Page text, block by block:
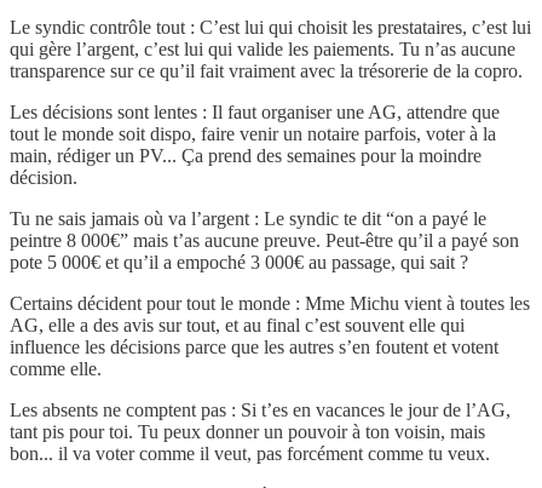
Le syndic contrôle tout : C’est lui qui choisit les prestataires, c’est lui
qui gère l’argent, c’est lui qui valide les paiements. Tu n’as aucune
transparence sur ce qu’il fait vraiment avec la trésorerie de la copro.
Les décisions sont lentes : Il faut organiser une AG, attendre que
tout le monde soit dispo, faire venir un notaire parfois, voter à la
main, rédiger un PV... Ça prend des semaines pour la moindre
décision.
Tu ne sais jamais où va l’argent : Le syndic te dit “on a payé le
peintre 8 000€” mais t’as aucune preuve. Peut-être qu’il a payé son
pote 5 000€ et qu’il a empoché 3 000€ au passage, qui sait ?
Certains décident pour tout le monde : Mme Michu vient à toutes les
AG, elle a des avis sur tout, et au final c’est souvent elle qui
influence les décisions parce que les autres s’en foutent et votent
comme elle.
Les absents ne comptent pas : Si t’es en vacances le jour de l’AG,
tant pis pour toi. Tu peux donner un pouvoir à ton voisin, mais
bon... il va voter comme il veut, pas forcément comme tu veux.